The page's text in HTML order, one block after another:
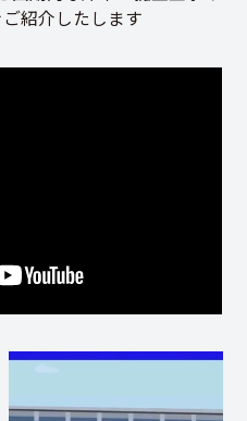
紹介したします